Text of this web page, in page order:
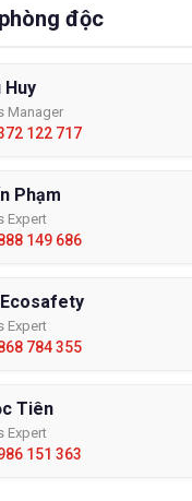
độc
Huy
Manager
122 717
Phạm
Expert
149 686
Expert
784 355
Tiên
Expert
151 363